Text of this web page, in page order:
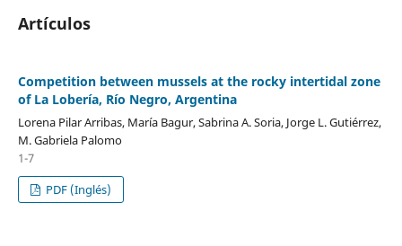
Artículos
Competition between mussels at the rocky intertidal zone
of La Lobería, Río Negro, Argentina
Lorena Pilar Arribas, María Bagur, Sabrina A. Soria, Jorge L. Gutiérrez,
M. Gabriela Palomo
1-7
PDF (Inglés)